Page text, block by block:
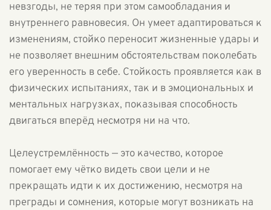
невзгоды, не теряя при этом самообладания и
внутреннего равновесия. Он умеет адаптироваться к
изменениям, стойко переносит жизненные удары и
не позволяет внешним обстоятельствам поколебать
его уверенность в себе. Стойкость проявляется как в
физических испытаниях, так и в эмоциональных и
ментальных нагрузках, показывая способность
двигаться вперёд несмотря ни на что.
Целеустремлённость — это качество, которое
помогает ему чётко видеть свои цели и не
прекращать идти к их достижению, несмотря на
преграды и сомнения, которые могут возникать на